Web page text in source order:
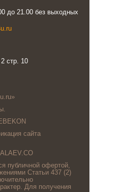
до 21.00 без выходных
стр. 10
сайта
публичной офертой,
Статьи 437 (2)
Для получения